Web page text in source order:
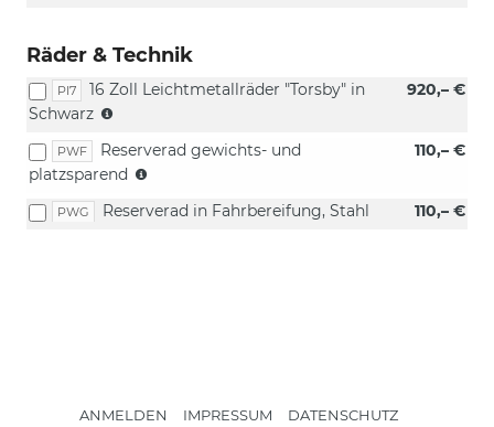
Räder & Technik
PI7 920,– €
16 Zoll Leichtmetallräder "Torsby" in
Schwarz
R16)
PWF 110,– €
Reserverad gewichts- und
platzsparend
PWG 110,– €
Reserverad in Fahrbereifung, Stahl
ANMELDEN IMPRESSUM DATENSCHUTZ